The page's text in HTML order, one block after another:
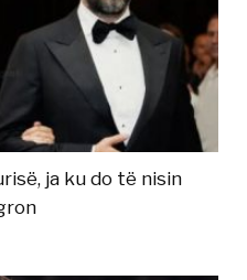
ja ku do të nisin